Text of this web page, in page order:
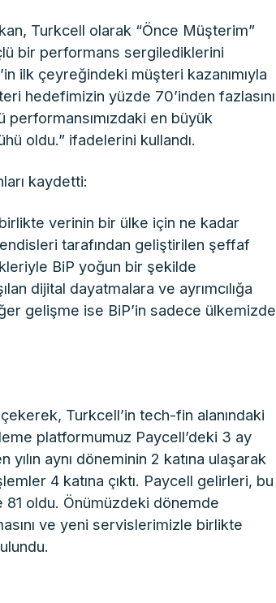
Turkcell olarak “Önce Müşterim”
bir performans sergilediklerini
ilk çeyreğindeki müşteri kazanımıyla
hedefimizin yüzde 70’inden fazlasını
performansımızdaki en büyük
oldu.” ifadelerini kullandı.
kaydetti:
verinin bir ülke için ne kadar
tarafından geliştirilen şeffaf
BiP yoğun bir şekilde
dijital dayatmalara ve ayrımcılığa
gelişme ise BiP’in sadece ülkemizde
Turkcell’in tech-fin alanındaki
platformumuz Paycell’deki 3 ay
aynı döneminin 2 katına ulaşarak
4 katına çıktı. Paycell gelirleri, bu
81 oldu. Önümüzdeki dönemde
ve yeni servislerimizle birlikte